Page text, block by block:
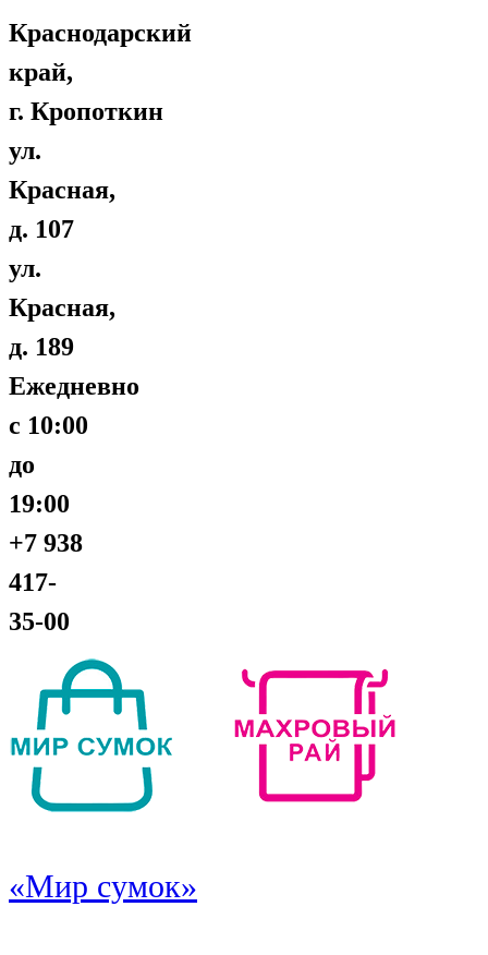
Краснодарский
край,
г. Кропоткин
ул.
Красная,
д. 107
ул.
Красная,
д. 189
Ежедневно
с 10:00
до
19:00
+7 938
417-
35-00
«Мир сумок»